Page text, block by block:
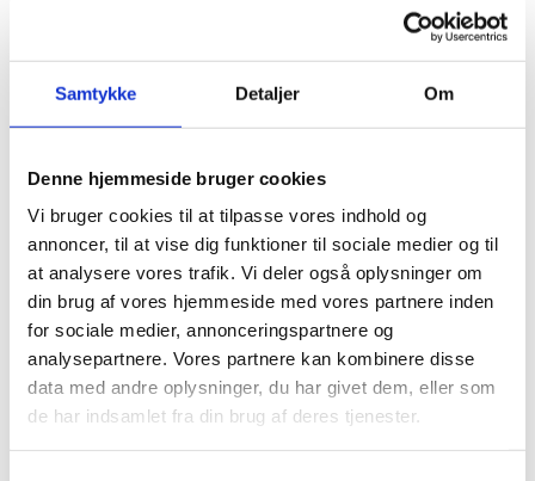
Samtykke Detaljer Om
Denne hjemmeside bruger cookies
Vi bruger cookies til at tilpasse vores indhold og
annoncer, til at vise dig funktioner til sociale medier og til
at analysere vores trafik. Vi deler også oplysninger om
din brug af vores hjemmeside med vores partnere inden
for sociale medier, annonceringspartnere og
analysepartnere. Vores partnere kan kombinere disse
data med andre oplysninger, du har givet dem, eller som
de har indsamlet fra din brug af deres tjenester.
Midtjylland i torsdags på et ekstraordinært møde indstillede
at nedbringe den overordnede STX-kapacitet i Aarhus.
regionsrådsmøde den 31. oktober, hvorefter
undervisningsministeren skal tage stilling til spørgsmålet om
”Det er vigtigt, at Region Midtjylland aktivt bidrager til at
sikre, at der skabes en fornuftig balance mellem de enkelte
institutioners kapacitet og det forventede antal ansøgere i
de kommende år. Derfor har jeg også henvendt mig til
regionsrådsformanden og opfordret til, at regionsrådet
overvejer, om den kapacitetsbegrænsning,
forretningsudvalget indstiller, er tiltrækkelig,” siger
undervisningsminister Merete Riisager.
Styrelsen for Undervisning og Kvalitet (STUK) under